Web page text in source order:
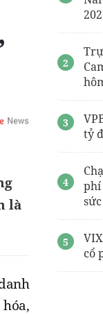
là
tỷ
phí
cổ